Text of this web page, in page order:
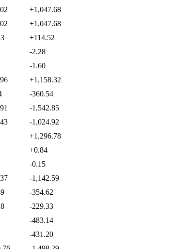
+1,047.68
+1,047.68
+114.52
-2.28
-1.60
+1,158.32
-360.54
-1,542.85
-1,024.92
+1,296.78
+0.84
-0.15
-1,142.59
-354.62
-229.33
-483.14
-431.20